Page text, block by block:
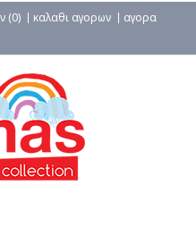
(0) καλαθι αγορων
αγορα